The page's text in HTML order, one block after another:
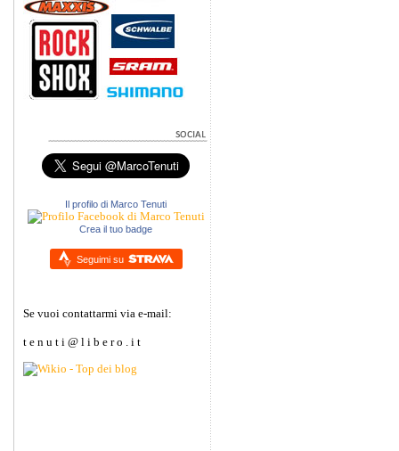
Il profilo di Marco Tenuti
Crea il tuo badge
Seguimi su
Se vuoi contattarmi via e-mail:
t e n u t i @ l i b e r o . i t